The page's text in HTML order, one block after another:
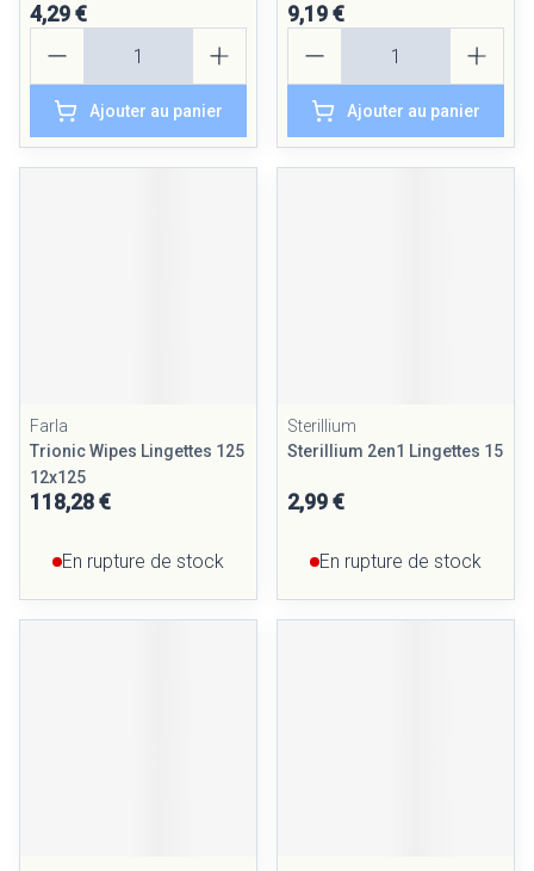
4,29 €
Ajouter au panier
9,19 €
Ajouter au panier
Farla
Trionic Wipes Lingettes 125
12x125
118,28 €
En rupture de stock
Sterillium
Sterillium 2en1 Lingettes 15
2,99 €
En rupture de stock